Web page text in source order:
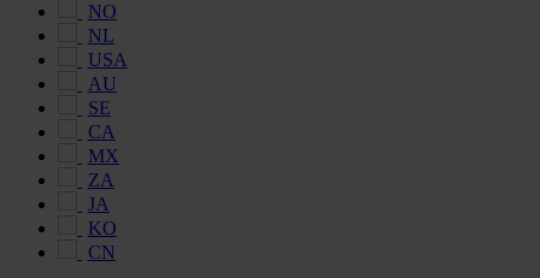
NO
NL
USA
AU
SE
CA
MX
ZA
JA
KO
CN